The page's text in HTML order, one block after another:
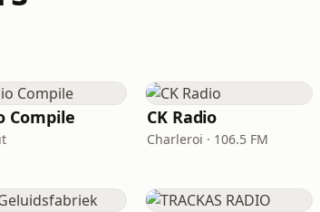
Compile CK Radio
Charleroi · 106.5 FM